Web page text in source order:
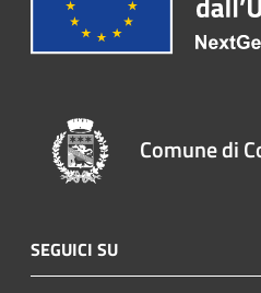
Comune di
SEGUICI SU